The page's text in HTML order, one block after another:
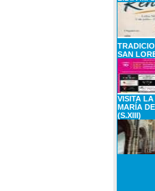
SAN
VISITA
MARÍA
(S.XIII)